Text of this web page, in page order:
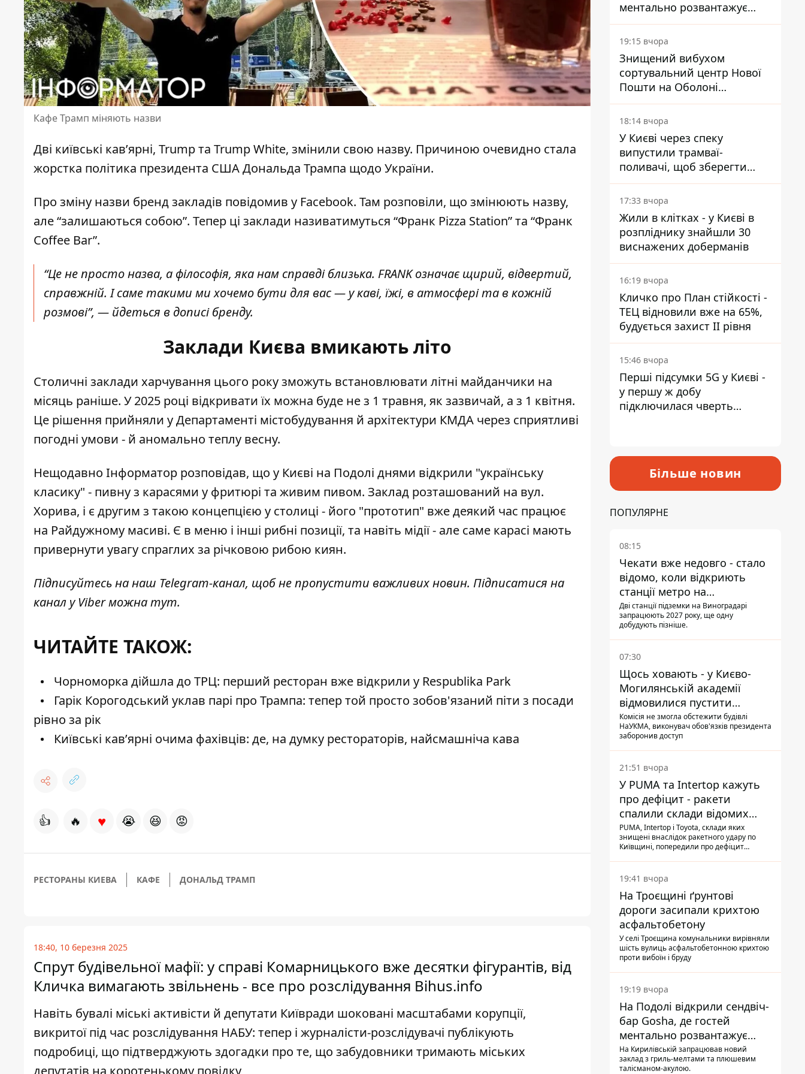
Кафе Трамп міняють назви
Дві київські кав’ярні, Trump та Trump White, змінили свою назву. Причиною очевидно стала
жорстка політика президента США Дональда Трампа щодо України.
Про зміну назви бренд закладів повідомив у Facebook. Там розповіли, що змінюють назву,
але “залишаються собою”. Тепер ці заклади називатимуться “Франк Pizza Station” та “Франк
Coffee Bar”.
“Це не просто назва, а філософія, яка нам справді близька. FRANK означає щирий, відвертий,
справжній. І саме такими ми хочемо бути для вас — у каві, їжі, в атмосфері та в кожній
розмові”, — йдеться в дописі бренду.
Заклади Києва вмикають літо
Столичні заклади харчування цього рокузможуть встановлювати літні майданчики на
місяць раніше. У 2025 році відкривати їх можна буде не з 1 травня, як зазвичай, а з 1 квітня.
Це рішення прийняли у Департаменті містобудування й архітектури КМДА через сприятливі
погодні умови - й аномально теплу весну.
Нещодавно Інформатор розповідав, що у Києві на Подолі днями відкрили "українську
класику" - пивну з карасями у фритюрі та живим пивом. Заклад розташований на вул.
Хорива, і є другим з такою концепцією у столиці - його "прототип" вже деякий час працює
на Райдужному масиві. Є в меню і інші рибні позиції, та навіть мідії - але саме карасі мають
привернути увагу спраглих за річковою рибою киян.
Підписуйтесь на наш Telegram-канал, щоб не пропустити важливих новин. Підписатися на
канал у Viber можнатут.
ЧИТАЙТЕ ТАКОЖ:
Чорноморка дійшла до ТРЦ: перший ресторан вже відкрили у Respublika Park
Гарік Корогодський уклав парі про Трампа: тепер той просто зобов'язаний піти з посади
рівно за рік
Київські кав’ярні очима фахівців: де, на думку рестораторів, найсмашніча кава
👍 🔥 ♥ 😭 😆 😡
РЕСТОРАНЫ КИЕВА КАФЕ ДОНАЛЬД ТРАМП
18:40, 10 березня 2025
Спрут будівельної мафії: у справі Комарницького вже десятки фігурантів, від
Кличка вимагають звільнень - все про розслідування Bihus.info
Навіть бувалі міські активісти й депутати Київради шоковані масштабами корупції,
викритої під час розслідування НАБУ: тепер і журналісти-розслідувачі публікують
подробиці, що підтверджують здогадки про те, що забудовники тримають міських
ментально розвантажує
акула
19:15 вчора
Знищений вибухом
сортувальний центр Нової
Пошти на Оболоні
запрацював - видають
посилки
18:14 вчора
У Києві через спеку
випустили трамваї-
поливачі, щоб зберегти
рейки від деформації
17:33 вчора
Жили в клітках - у Києві в
розпліднику знайшли 30
виснажених доберманів
16:19 вчора
Кличко про План стійкості -
ТЕЦ відновили вже на 65%,
будується захист ІІ рівня
15:46 вчора
Перші підсумки 5G у Києві -
у першу ж добу
підключилася чверть
Більше новин
ПОПУЛЯРНЕ
08:15
Чекати вже недовго - стало
відомо, коли відкриють
станції метро на
Виноградарі
Дві станції підземки на Виноградарі
запрацюють 2027 року, ще одну
добудують пізніше.
07:30
Щось ховають - у Києво-
Могилянській академії
відмовилися пустити
комісію з охорони пам'яток
на територію
Комісія не змогла обстежити будівлі
НаУКМА, виконувач обов'язків президента
заборонив доступ
21:51 вчора
У PUMA та Intertop кажуть
про дефіцит - ракети
спалили склади відомих
брендів
PUMA, Intertop і Toyota, склади яких
знищені внаслідок ракетного удару по
Київщині, попередили про дефіцит
19:41 вчора
На Троєщині ґрунтові
дороги засипали крихтою
асфальтобетону
У селі Троєщина комунальники вирівняли
шість вулиць асфальтобетонною крихтою
проти вибоїн і бруду
19:19 вчора
На Подолі відкрили сендвіч-
бар Gosha, де гостей
ментально розвантажує
акула
На Кирилівській запрацював новий
заклад з гриль-мелтами та плюшевим
талісманом-акулою.